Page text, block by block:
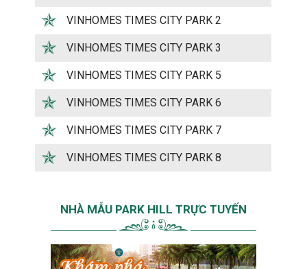
VINHOMES TIMES CITY PARK 2
VINHOMES TIMES CITY PARK 3
VINHOMES TIMES CITY PARK 5
VINHOMES TIMES CITY PARK 6
VINHOMES TIMES CITY PARK 7
VINHOMES TIMES CITY PARK 8
NHÀ MẪU PARK HILL TRỰC TUYẾN